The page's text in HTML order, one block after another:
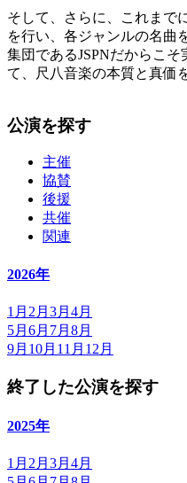
そして、さらに、これまで
を行い、各ジャンルの名曲
集団であるJSPNだからこ
て、尺八音楽の本質と真価
公演を探す
主催
協賛
後援
共催
関連
2026年
1月 2月 3月 4月
5月 6月 7月 8月
9月 10月 11月 12月
終了した公演を探す
2025年
1月 2月 3月 4月